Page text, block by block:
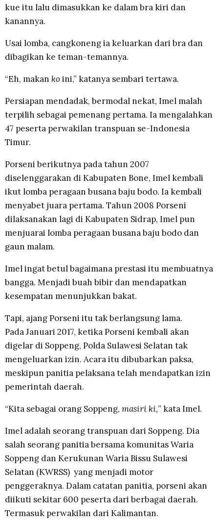
kue itu lalu dimasukkan ke dalam bra kiri dan
kanannya.
Usai lomba, cangkoneng ia keluarkan dari bra dan
dibagikan ke teman-temannya.
“Eh, makan ko ini,” katanya sembari tertawa.
Persiapan mendadak, bermodal nekat, Imel malah
terpilih sebagai pemenang pertama. Ia mengalahkan
47 peserta perwakilan transpuan se-Indonesia
Timur.
Porseni berikutnya pada tahun 2007
diselenggarakan di Kabupaten Bone, Imel kembali
ikut lomba peragaan busana baju bodo. Ia kembali
menyabet juara pertama. Tahun 2008 Porseni
dilaksanakan lagi di Kabupaten Sidrap, Imel pun
menjuarai lomba peragaan busana baju bodo dan
gaun malam.
Imel ingat betul bagaimana prestasi itu membuatnya
bangga. Menjadi buah bibir dan mendapatkan
kesempatan menunjukkan bakat.
Tapi, ajang Porseni itu tak berlangsung lama.
Pada Januari 2017, ketika Porseni kembali akan
digelar di Soppeng, Polda Sulawesi Selatan tak
mengeluarkan izin. Acara itu dibubarkan paksa,
meskipun panitia pelaksana telah mendapatkan izin
pemerintah daerah.
“Kita sebagai orang Soppeng, masiri ki,” kata Imel.
Imel adalah seorang transpuan dari Soppeng. Dia
salah seorang panitia bersama komunitas Waria
Soppeng dan Kerukunan Waria Bissu Sulawesi
Selatan (KWRSS) yang menjadi motor
penggeraknya. Dalam catatan panitia, porseni akan
diikuti sekitar 600 peserta dari berbagai daerah.
Termasuk perwakilan dari Kalimantan.